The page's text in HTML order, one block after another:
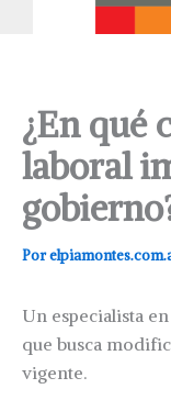
¿En qué
laboral
Por
Un especialista
que busca
vigente.